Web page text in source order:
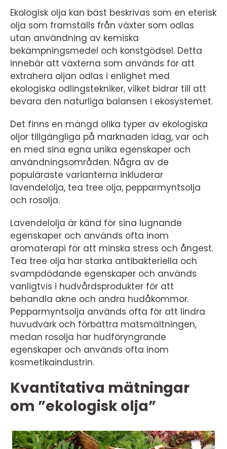
Ekologisk olja kan bäst beskrivas som en eterisk
olja som framställs från växter som odlas
utan användning av kemiska
bekämpningsmedel och konstgödsel. Detta
innebär att växterna som används för att
extrahera oljan odlas i enlighet med
ekologiska odlingstekniker, vilket bidrar till att
bevara den naturliga balansen i ekosystemet.
Det finns en mängd olika typer av ekologiska
oljor tillgängliga på marknaden idag, var och
en med sina egna unika egenskaper och
användningsområden. Några av de
populäraste varianterna inkluderar
lavendelolja, tea tree olja, pepparmyntsolja
och rosolja.
Lavendelolja är känd för sina lugnande
egenskaper och används ofta inom
aromaterapi för att minska stress och ångest.
Tea tree olja har starka antibakteriella och
svampdödande egenskaper och används
vanligtvis i hudvårdsprodukter för att
behandla akne och andra hudåkommor.
Pepparmyntsolja används ofta för att lindra
huvudvärk och förbättra matsmältningen,
medan rosolja har hudföryngrande
egenskaper och används ofta inom
kosmetikaindustrin.
Kvantitativa mätningar
om ”ekologisk olja”